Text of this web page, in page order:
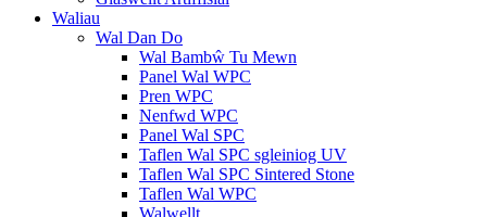
Waliau
Wal Dan Do
Wal Bambŵ Tu Mewn
Panel Wal WPC
Pren WPC
Nenfwd WPC
Panel Wal SPC
Taflen Wal SPC sgleiniog UV
Taflen Wal SPC Sintered Stone
Taflen Wal WPC
Walwellt